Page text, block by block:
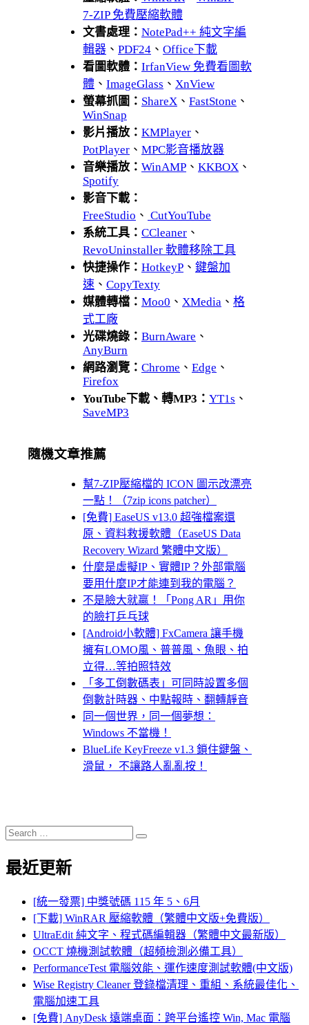
7-ZIP 免費壓縮軟體
文書處理： NotePad++ 純文字編
輯器 、 PDF24 、 Office下載
看圖軟體： IrfanView 免費看圖軟
體 、 ImageGlass 、 XnView
螢幕抓圖： ShareX 、 FastStone 、
WinSnap
影片播放： KMPlayer 、
PotPlayer 、 MPC影音播放器
音樂播放： WinAMP 、 KKBOX 、
Spotify
影音下載：
FreeStudio 、 CutYouTube
系統工具： CCleaner 、
RevoUninstaller 軟體移除工具
快捷操作： HotkeyP 、 鍵盤加
速 、 CopyTexty
媒體轉檔： Moo0 、 XMedia 、 格
式工廠
光碟燒錄： BurnAware 、
AnyBurn
網路瀏覽： Chrome 、 Edge 、
Firefox
YouTube下載、轉MP3： YT1s 、
SaveMP3
隨機文章推薦
幫7-ZIP壓縮檔的 ICON 圖示改漂亮
一點！（7zip icons patcher）
[免費] EaseUS v13.0 超強檔案還
原、資料救援軟體（EaseUS Data
Recovery Wizard 繁體中文版）
什麼是虛擬IP、實體IP？外部電腦
要用什麼IP才能連到我的電腦？
不是臉大就贏！「Pong AR」用你
的臉打乒乓球
[Android小軟體] FxCamera 讓手機
擁有LOMO風、普普風、魚眼、拍
立得…等拍照特效
「多工倒數碼表」可同時設置多個
倒數計時器、中點報時、翻轉靜音
同一個世界，同一個夢想：
Windows 不當機！
BlueLife KeyFreeze v1.3 鎖住鍵盤、
滑鼠， 不讓路人亂亂按！
Search
for:
Search
最近更新
[統一發票] 中獎號碼 115 年 5、6月
[下載] WinRAR 壓縮軟體（繁體中文版+免費版）
UltraEdit 純文字、程式碼編輯器（繁體中文最新版）
OCCT 燒機測試軟體（超頻檢測必備工具）
PerformanceTest 電腦效能、運作速度測試軟體(中文版)
Wise Registry Cleaner 登錄檔清理、重組、系統最佳化、
電腦加速工具
[免費] AnyDesk 遠端桌面：跨平台遙控 Win, Mac 電腦